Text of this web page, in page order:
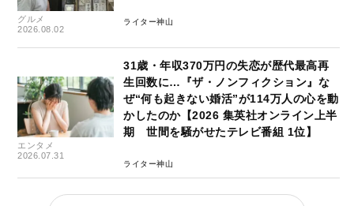
グルメ
2026.08.02
ライター神山
エンタメ
2026.07.31
31歳・年収370万円の失恋が歴代最高再
生回数に…『ザ・ノンフィクション』な
ぜ“何も起きない婚活”が114万人の心を動
かしたのか【2026 集英社オンライン上半
期 世間を騒がせたテレビ番組 1位】
ライター神山